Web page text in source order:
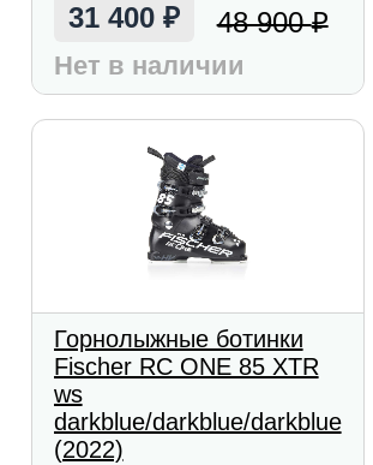
31 400 ₽ 48 900₽
Нет в наличии
Горнолыжные ботинки
Fischer RC ONE 85 XTR
ws
darkblue/darkblue/darkblue
(2022)